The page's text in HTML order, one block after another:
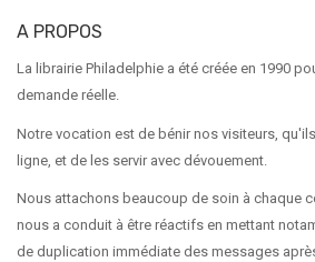
A PROPOS
La librairie Philadelphie a été créée en 1990
demande réelle.
Notre vocation est de bénir nos visiteurs,
ligne, et de les servir avec dévouement.
Nous attachons beaucoup de soin à chaque
nous a conduit à être réactifs en mettant
de duplication immédiate des messages